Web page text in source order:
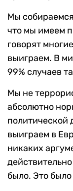
Мы
что мы имеем
говорят
выиграем. В
99% случаев
Мы не
абсолютно
политической
выиграем в
никаких
было. Это